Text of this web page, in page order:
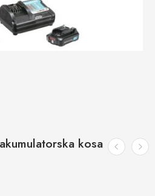
kosa